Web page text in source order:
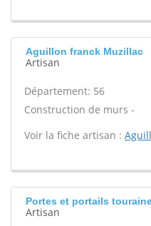
Aguillon franck Muzillac
Artisan
Département: 56
Construction de murs -
Voir la fiche artisan :
Portes et portails
Artisan